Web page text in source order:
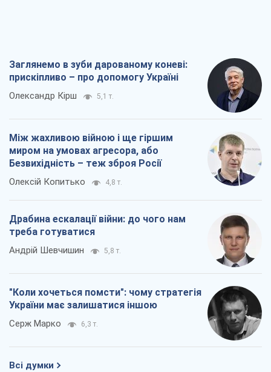
Заглянемо в зуби дарованому коневі:
прискіпливо – про допомогу Україні
Олександр Кірш 5,1 т.
Між жахливою війною і ще гіршим
миром на умовах агресора, або
Безвихідність – теж зброя Росії
Олексій Копитько 4,8 т.
Драбина ескалації війни: до чого нам
треба готуватися
Андрій Шевчишин 5,8 т.
"Коли хочеться помсти": чому стратегія
України має залишатися іншою
Серж Марко 6,3 т.
Всі думки